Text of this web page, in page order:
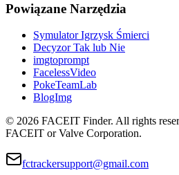
Powiązane Narzędzia
Symulator Igrzysk Śmierci
Decyzor Tak lub Nie
imgtoprompt
FacelessVideo
PokeTeamLab
BlogImg
© 2026 FACEIT Finder. All rights
FACEIT or Valve Corporation.
fctrackersupport@gmail.com